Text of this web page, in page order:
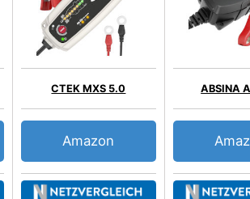
CTEK MXS 5.0
Amazon
ABSINA